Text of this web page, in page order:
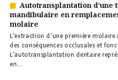
Article
réservé
à
nos
abonnés
Autotransplantation
mandibulaire en
molaire
L’extraction d’une première
des conséquences occlusales et
L’autotransplantation dentaire
en...